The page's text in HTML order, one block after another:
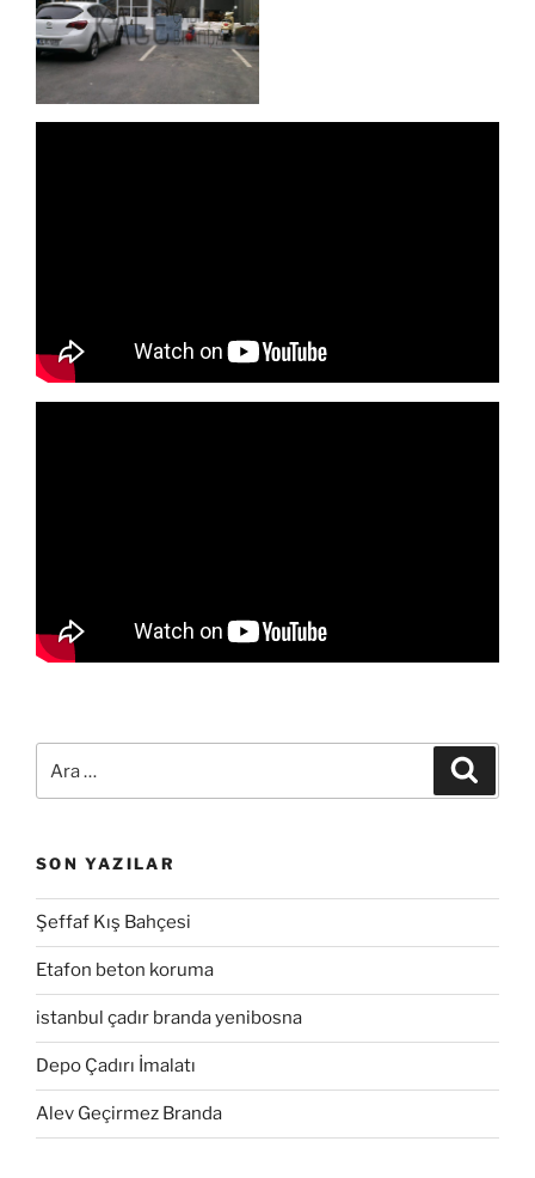
SON YAZILAR
Şeffaf Kış Bahçesi
Etafon beton koruma
istanbul çadır branda yenibosna
Depo Çadırı İmalatı
Alev Geçirmez Branda